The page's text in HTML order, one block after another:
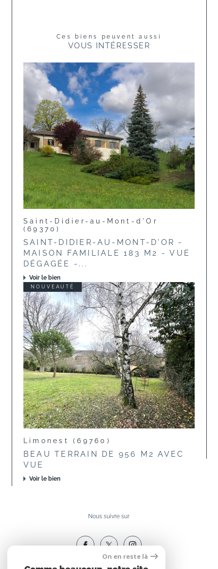
Ces biens peuvent aussi
VOUS INTÉRESSER
Saint-Didier-au-Mont-d'Or
(69370)
SAINT-DIDIER-AU-MONT-D'OR -
MAISON FAMILIALE 183 M2 - VUE
DÉGAGÉE -...
Voir le bien
NOUVEAUTÉ
Limonest (69760)
BEAU TERRAIN DE 956 M2 AVEC
VUE
Voir le bien
Nous suivre sur
On en reste là